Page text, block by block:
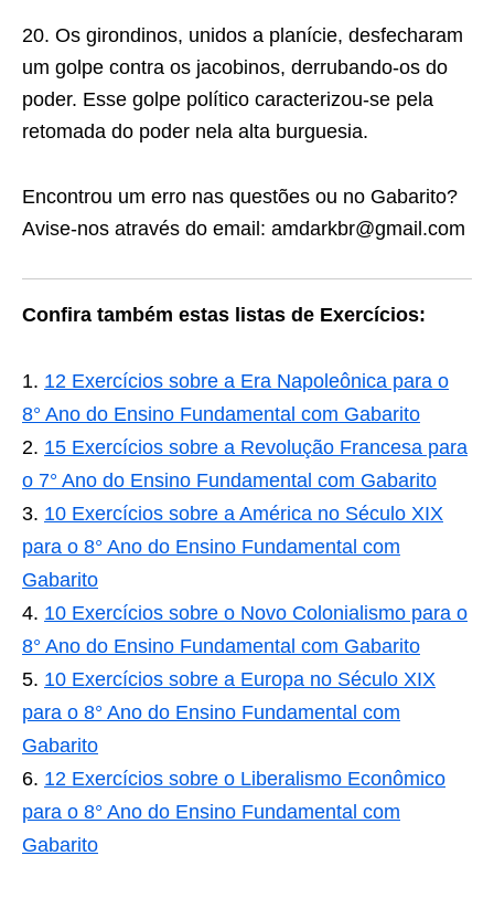
20. Os girondinos, unidos a planície, desfecharam
um golpe contra os jacobinos, derrubando-os do
poder. Esse golpe político caracterizou-se pela
retomada do poder nela alta burguesia.
Encontrou um erro nas questões ou no Gabarito?
Avise-nos através do email: amdarkbr@gmail.com
Confira também estas listas de Exercícios:
12 Exercícios sobre a Era Napoleônica para o
8° Ano do Ensino Fundamental com Gabarito
15 Exercícios sobre a Revolução Francesa para
o 7° Ano do Ensino Fundamental com Gabarito
10 Exercícios sobre a América no Século XIX
para o 8° Ano do Ensino Fundamental com
Gabarito
10 Exercícios sobre o Novo Colonialismo para o
8° Ano do Ensino Fundamental com Gabarito
10 Exercícios sobre a Europa no Século XIX
para o 8° Ano do Ensino Fundamental com
Gabarito
12 Exercícios sobre o Liberalismo Econômico
para o 8° Ano do Ensino Fundamental com
Gabarito